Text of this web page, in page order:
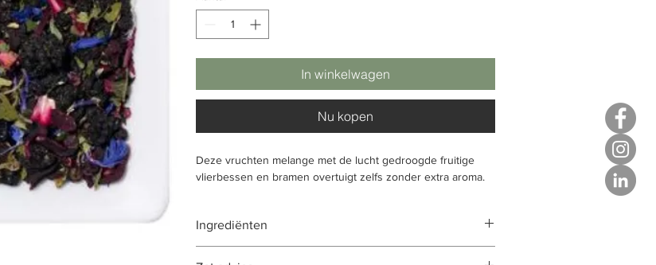
In winkelwagen
Nu kopen
Deze vruchten melange met de lucht gedroogde fruitige
vlierbessen en bramen overtuigt zelfs zonder extra aroma.
Ingrediënten